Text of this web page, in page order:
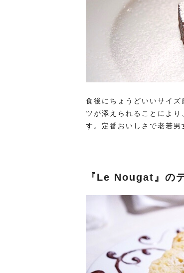
食後にちょうどいいサイ
ツが添えられることによ
す。定番おいしさで老若男
『Le Nougat』の